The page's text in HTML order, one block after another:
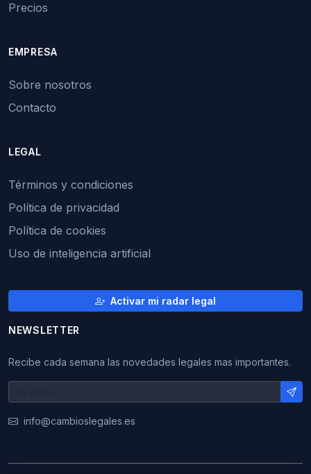
Precios
EMPRESA
Sobre nosotros
Contacto
LEGAL
Términos y condiciones
Política de privacidad
Política de cookies
Uso de inteligencia artificial
Activar mi radar legal
NEWSLETTER
Recibe cada semana las novedades legales mas importantes.
info@cambioslegales.es